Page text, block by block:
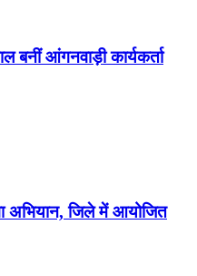
बनीं आंगनवाड़ी कार्यकर्ता
अभियान, जिले में आयोजित